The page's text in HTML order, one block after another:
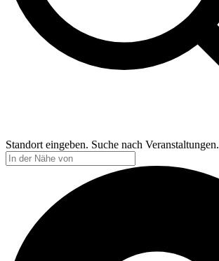
Standort eingeben. Suche nach Veranstaltungen.